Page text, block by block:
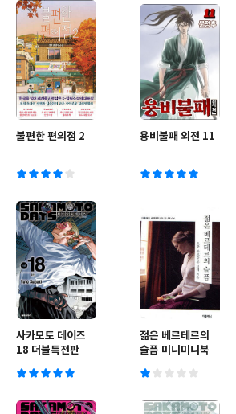
불편한 편의점 2 용비불패 외전 11
사카모토 데이즈
18 더블특전판
젊은 베르테르의
슬픔 미니미니북